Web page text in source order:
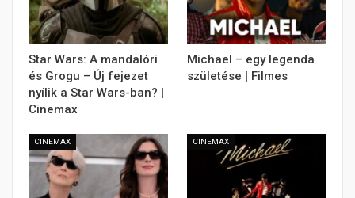
Star Wars: A mandalóri
és Grogu – Új fejezet
nyílik a Star Wars-ban? |
Cinemax
Michael – egy legenda
születése | Filmes
CINEMAX CINEMAX